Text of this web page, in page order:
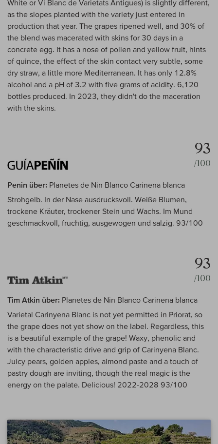
White or Vi Blanc de Varietats Antigues) is slightly different,
as the slopes planted with the variety just entered in
production that year. The grapes ripened well, and 30% of
the blend was macerated with skins for 30 days in a
concrete egg. It has a nose of pollen and yellow fruit, hints
of quince, the effect of the skin contact very subtle, some
dry straw, a little more Mediterranean. It has only 12.8%
alcohol and a pH of 3.2 with five grams of acidity. 6,120
bottles produced. In 2023, they didn't do the maceration
with the skins.
93
/100
Penin über: Planetes de Nin Blanco Carinena blanca
Strohgelb. In der Nase ausdrucksvoll. Weiße Blumen,
trockene Kräuter, trockener Stein und Wachs. Im Mund
geschmackvoll, fruchtig, ausgewogen und salzig. 93/100
93
/100
Tim Atkin über: Planetes de Nin Blanco Carinena blanca
Varietal Carinyena Blanc is not yet permitted in Priorat, so
the grape does not yet show on the label. Regardless, this
is a beautiful example of the grape! Waxy, phenolic and
with the characteristic drive and grip of Carinyena Blanc.
Juicy pears, golden apples, almond paste and a touch of
pastry dough are inviting, though the real magic is the
energy on the palate. Delicious! 2022-2028 93/100